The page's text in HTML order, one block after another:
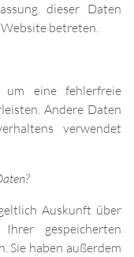
dieser Daten
betreten.
eine fehlerfreie
Andere Daten
verwendet
Auskunft über
gespeicherten
Sie haben außerdem